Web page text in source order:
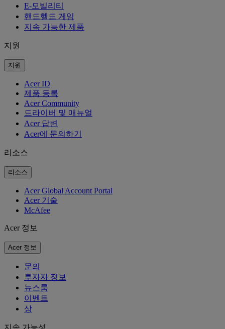
E-모빌리티
핸드헬드 게임
지속 가능한 제품
지원
지원
Acer ID
제품 등록
Acer Community
드라이버 및 매뉴얼
Acer 답변
Acer에 문의하기
리소스
리소스
Acer Global Account Portal
Acer 기술
McAfee
Acer 정보
Acer 정보
문의
투자자 정보
뉴스룸
이벤트
상
지속 가능성